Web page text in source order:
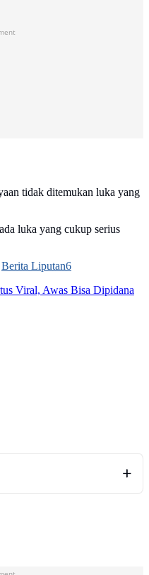
tidak ditemukan luka yang
luka yang cukup serius
Berita Liputan6
Viral, Awas Bisa Dipidana